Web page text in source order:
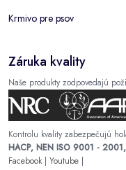
Krmivo pre psov
Záruka kvality
Naše produkty zodpovedajú
Kontrolu kvality zabezpečujú
HACP, NEN ISO 9001 - 2001,
Facebook| Youtube |